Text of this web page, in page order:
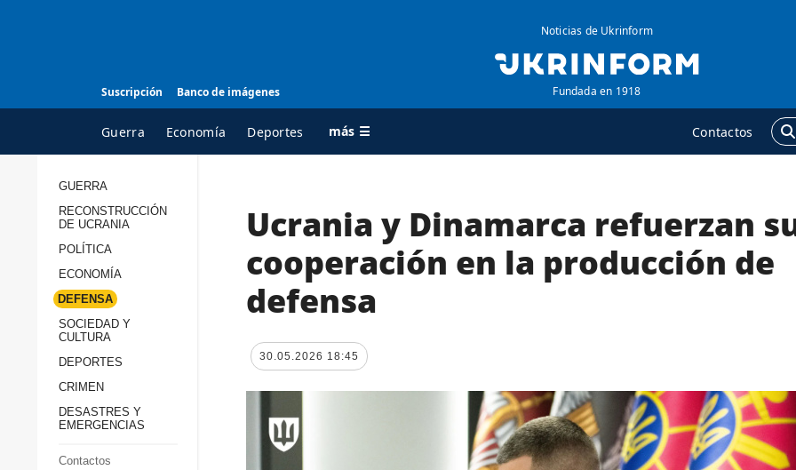
Suscripción Banco de imágenes
Noticias de Ukrinform
Fundada en 1918
Guerra Economía Deportes más ☰ Contactos
TODAS LAS
Reconstrucción de
Sociedad y Cultura
AGENCIA
sobre la agencia
contacto
protección de datos
ADICIONAL
Podcasts
Publicaciones
Releases
GUERRA
RECONSTRUCCIÓN
DE UCRANIA
POLÍTICA
ECONOMÍA
DEFENSA
SOCIEDAD Y
CULTURA
DEPORTES
CRIMEN
DESASTRES Y
EMERGENCIAS
Contactos
Ucrania y Dinamarca refuerzan
cooperación en la producción de
defensa
30.05.2026 18:45